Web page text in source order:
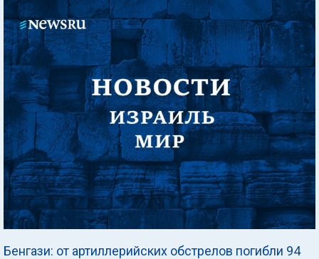
Бенгази: от артиллерийских обстрелов погибли 94